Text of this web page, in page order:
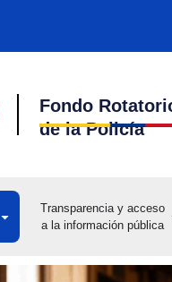
Fondo
de la Policía
Open InicioTransparencia y acceso
a la información pública